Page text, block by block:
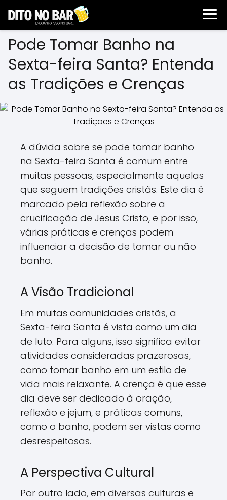
Pode Tomar Banho na
Sexta-feira Santa? Entenda
as Tradições e Crenças
A dúvida sobre se pode tomar banho
na Sexta-feira Santa é comum entre
muitas pessoas, especialmente aquelas
que seguem tradições cristãs. Este dia é
marcado pela reflexão sobre a
crucificação de Jesus Cristo, e por isso,
várias práticas e crenças podem
influenciar a decisão de tomar ou não
banho.
A Visão Tradicional
Em muitas comunidades cristãs, a
Sexta-feira Santa é vista como um dia
de luto. Para alguns, isso significa evitar
atividades consideradas prazerosas,
como tomar banho em um estilo de
vida mais relaxante. A crença é que esse
dia deve ser dedicado à oração,
reflexão e jejum, e práticas comuns,
como o banho, podem ser vistas como
desrespeitosas.
A Perspectiva Cultural
Por outro lado, em diversas culturas e